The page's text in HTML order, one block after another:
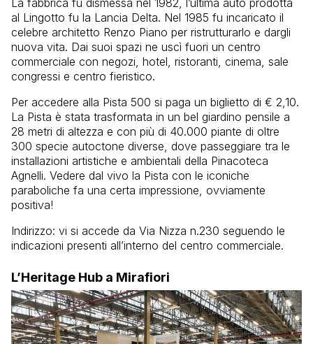
La fabbrica fu dismessa nel 1982, l’ultima auto prodotta
al Lingotto fu la Lancia Delta. Nel 1985 fu incaricato il
celebre architetto Renzo Piano per ristrutturarlo e dargli
nuova vita. Dai suoi spazi ne uscì fuori un centro
commerciale con negozi, hotel, ristoranti, cinema, sale
congressi e centro fieristico.
Per accedere alla Pista 500 si paga un biglietto di € 2,10.
La Pista è stata trasformata in un bel giardino pensile a
28 metri di altezza e con più di 40.000 piante di oltre
300 specie autoctone diverse, dove passeggiare tra le
installazioni artistiche e ambientali della Pinacoteca
Agnelli. Vedere dal vivo la Pista con le iconiche
paraboliche fa una certa impressione, ovviamente
positiva!
Indirizzo: vi si accede da Via Nizza n.230 seguendo le
indicazioni presenti all’interno del centro commerciale.
L’Heritage Hub a Mirafiori